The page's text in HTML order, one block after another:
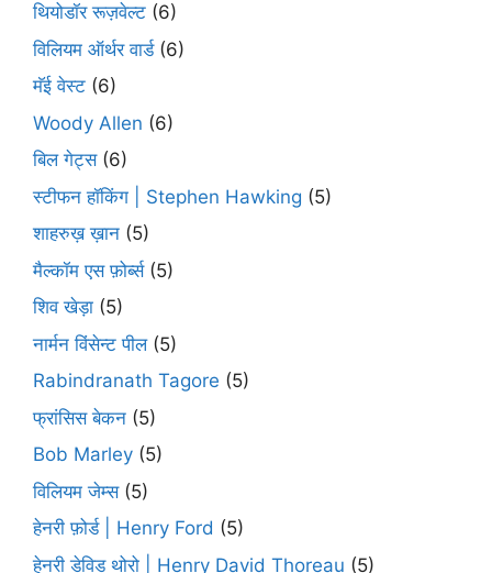
थियोडॉर रूज़वेल्ट (6)
विलियम ऑर्थर वार्ड(6)
मॅई वेस्ट (6)
Woody Allen (6)
बिल गेट्स(6)
स्टीफन हॉकिंग | Stephen Hawking (5)
शाहरुख़ ख़ान (5)
मैल्कॉम एस फ़ोर्ब्स(5)
शिव खेड़ा (5)
नार्मन विंसेन्ट पील(5)
Rabindranath Tagore (5)
फ्रांसिस बेकन (5)
Bob Marley (5)
विलियम जेम्स(5)
हेनरी फ़ोर्ड | Henry Ford (5)
हेनरी डेविड थोरो | Henry David Thoreau (5)